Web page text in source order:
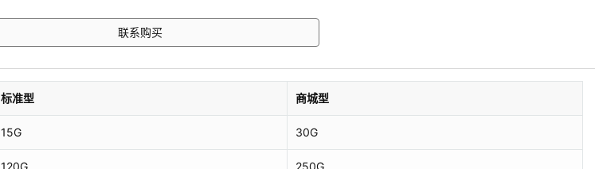
联系购买
标准型 商城型
15G 30G
120G 250G